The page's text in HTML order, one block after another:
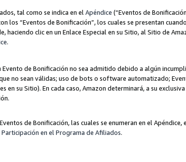
tal como se indica en el Apéndice (“Eventos de
los “Eventos de Bonificación”, los cuales se presentan
haciendo clic en un Enlace Especial en su Sitio, al Sitio de
.
Evento de Bonificación no sea admitido debido a algún
no sean válidas; uso de bots o software automatizado;
en su Sitio). En cada caso, Amazon determinará, a su
de Bonificación, las cuales se enumeran en el
en el Programa de Afiliados.